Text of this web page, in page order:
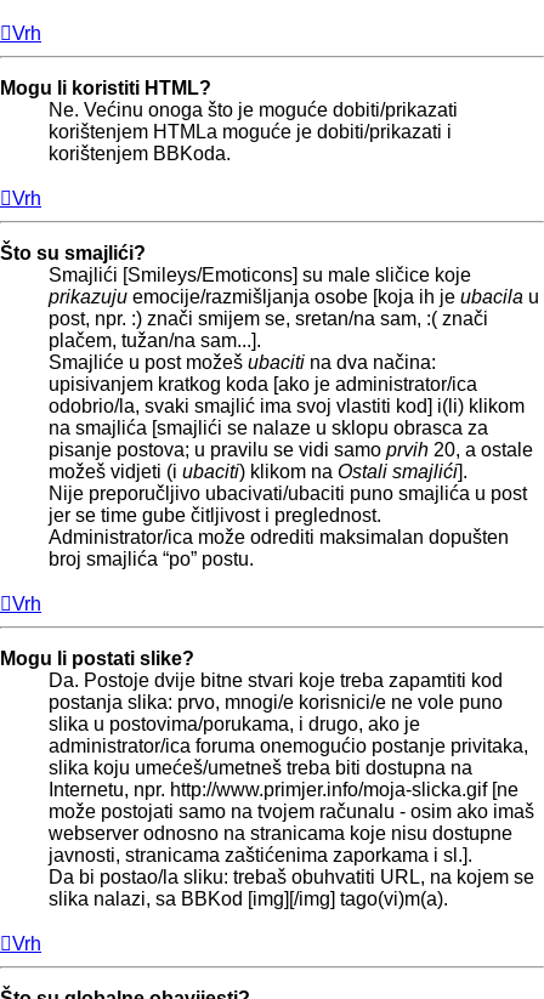
Vrh
Mogu li koristiti HTML?
Ne. Većinu onoga što je moguće dobiti/prikazati
korištenjem HTMLa moguće je dobiti/prikazati i
korištenjem BBKoda.
Vrh
Što su smajlići?
Smajlići [Smileys/Emoticons] su male sličice koje
prikazuju emocije/razmišljanja osobe [koja ih je ubacila u
post, npr. :) znači smijem se, sretan/na sam, :( znači
plačem, tužan/na sam...].
Smajliće u post možeš ubaciti na dva načina:
upisivanjem kratkog koda [ako je administrator/ica
odobrio/la, svaki smajlić ima svoj vlastiti kod] i(li) klikom
na smajlića [smajlići se nalaze u sklopu obrasca za
pisanje postova; u pravilu se vidi samo prvih 20, a ostale
možeš vidjeti (i ubaciti) klikom na Ostali smajlići].
Nije preporučljivo ubacivati/ubaciti puno smajlića u post
jer se time gube čitljivost i preglednost.
Administrator/ica može odrediti maksimalan dopušten
broj smajlića “po” postu.
Vrh
Mogu li postati slike?
Da. Postoje dvije bitne stvari koje treba zapamtiti kod
postanja slika: prvo, mnogi/e korisnici/e ne vole puno
slika u postovima/porukama, i drugo, ako je
administrator/ica foruma onemogućio postanje privitaka,
slika koju umećeš/umetneš treba biti dostupna na
Internetu, npr. http://www.primjer.info/moja-slicka.gif [ne
može postojati samo na tvojem računalu - osim ako imaš
webserver odnosno na stranicama koje nisu dostupne
javnosti, stranicama zaštićenima zaporkama i sl.].
Da bi postao/la sliku: trebaš obuhvatiti URL, na kojem se
slika nalazi, sa BBKod [img][/img] tago(vi)m(a).
Vrh